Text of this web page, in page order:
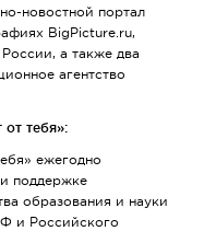
новостной портал
BigPicture.ru,
а также два
агентство
от тебя»:
ежегодно
поддержке
образования и науки
и Российского